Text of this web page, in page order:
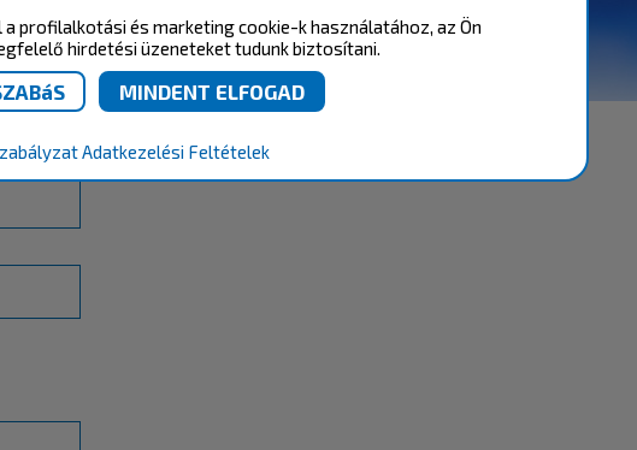
a profilalkotási és marketing cookie-k használatához, az Ön
hirdetési üzeneteket tudunk biztosítani.
Adatkezelési Feltételek
KAPCSOLAT